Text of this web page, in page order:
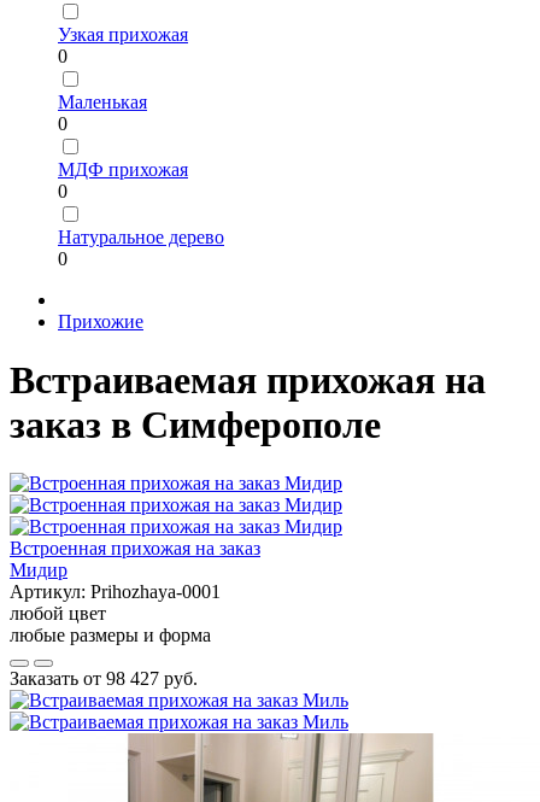
Узкая прихожая
0
Маленькая
0
МДФ прихожая
0
Натуральное дерево
0
Прихожие
Встраиваемая прихожая на
заказ в Симферополе
Встроенная прихожая на заказ
Мидир
Артикул: Prihozhaya-0001
любой цвет
любые размеры и форма
Заказать от 98 427 руб.